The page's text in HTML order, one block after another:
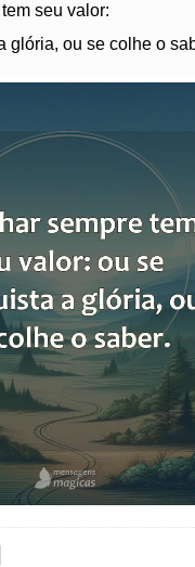
seu valor:
glória, ou se colhe o